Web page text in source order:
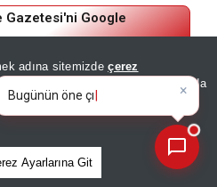
adına sitemizdeçerez
KVKK ve GDPR kapsamında
içinAydınlatma Metnimizi
Ayarlarına Git
Gazetesi'ni Google
Erdoğan, yarın
gidecek!
×
Bugünün öne çıkan manşetleri
ve gelişmeleri neler